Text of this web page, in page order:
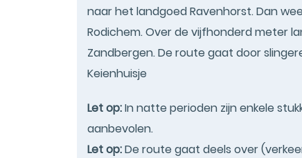
naar het landgoed Ravenhorst. Dan
Rodichem. Over de vijfhonderd meter
Zandbergen. De route gaat door
Keienhuisje
Let op:In natte perioden zijn enkele
aanbevolen.
Let op:De route gaat deels over